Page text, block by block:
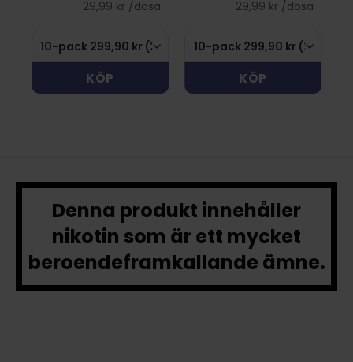
29,99 kr /dosa
KÖP
29,99 kr /dosa
KÖP
Denna produkt innehåller
nikotin som är ett mycket
beroendeframkallande ämne.